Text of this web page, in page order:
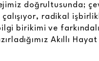
doğrultusunda;
radikal
birikimi ve
Akıllı